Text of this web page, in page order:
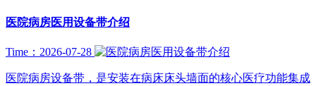
医院病房医用设备带介绍
Time：2026-07-28
医院病房设备带，是安装在病床床头墙面的核心医疗功能集成